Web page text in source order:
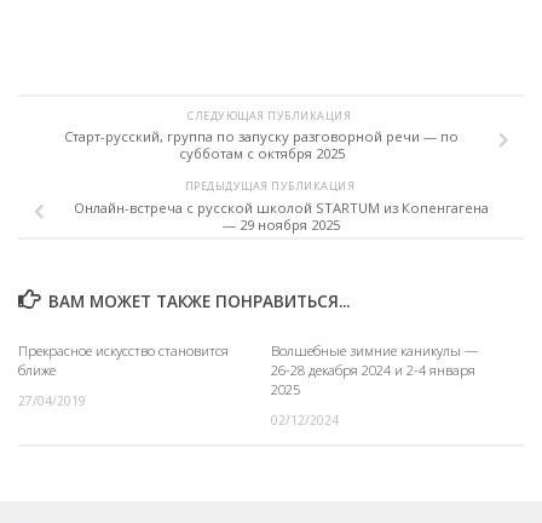
СЛЕДУЮЩАЯ ПУБЛИКАЦИЯ
Старт-русский, группа по запуску разговорной речи — по
субботам с октября 2025
ПРЕДЫДУЩАЯ ПУБЛИКАЦИЯ
Онлайн-встреча с русской школой STARTUM из Копенгагена
— 29 ноября 2025
ВАМ МОЖЕТ ТАКЖЕ ПОНРАВИТЬСЯ...
Прекрасное искусство становится
ближе
27/04/2019
Волшебные зимние каникулы —
26-28 декабря 2024 и 2-4 января
2025
02/12/2024